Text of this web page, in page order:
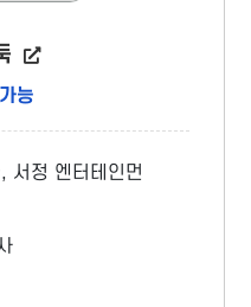
능
서정 엔터테인먼